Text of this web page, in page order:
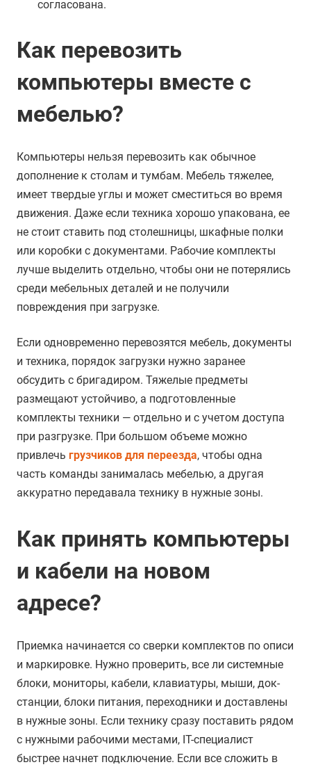
согласована.
Как перевозить
компьютеры вместе с
мебелью?
Компьютеры нельзя перевозить как обычное
дополнение к столам и тумбам. Мебель тяжелее,
имеет твердые углы и может сместиться во время
движения. Даже если техника хорошо упакована, ее
не стоит ставить под столешницы, шкафные полки
или коробки с документами. Рабочие комплекты
лучше выделить отдельно, чтобы они не потерялись
среди мебельных деталей и не получили
повреждения при загрузке.
Если одновременно перевозятся мебель, документы
и техника, порядок загрузки нужно заранее
обсудить с бригадиром. Тяжелые предметы
размещают устойчиво, а подготовленные
комплекты техники — отдельно и с учетом доступа
при разгрузке. При большом объеме можно
привлечь грузчиков для переезда, чтобы одна
часть команды занималась мебелью, а другая
аккуратно передавала технику в нужные зоны.
Как принять компьютеры
и кабели на новом
адресе?
Приемка начинается со сверки комплектов по описи
и маркировке. Нужно проверить, все ли системные
блоки, мониторы, кабели, клавиатуры, мыши, док-
станции, блоки питания, переходники и доставлены
в нужные зоны. Если технику сразу поставить рядом
с нужными рабочими местами, IT-специалист
быстрее начнет подключение. Если все сложить в